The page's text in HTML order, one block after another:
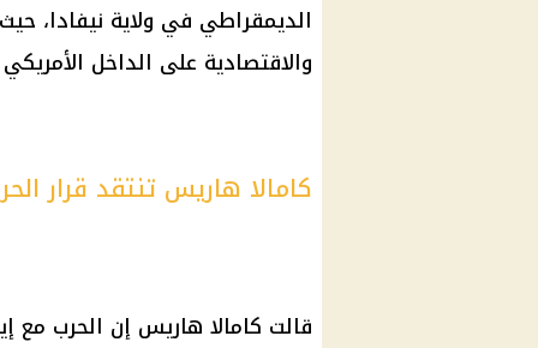
الديمقراطي في ولاية نيفادا،
والاقتصادية على الداخل
كامالا هاريس تنتقد قرار
قالت كامالا هاريس إن الحرب مع